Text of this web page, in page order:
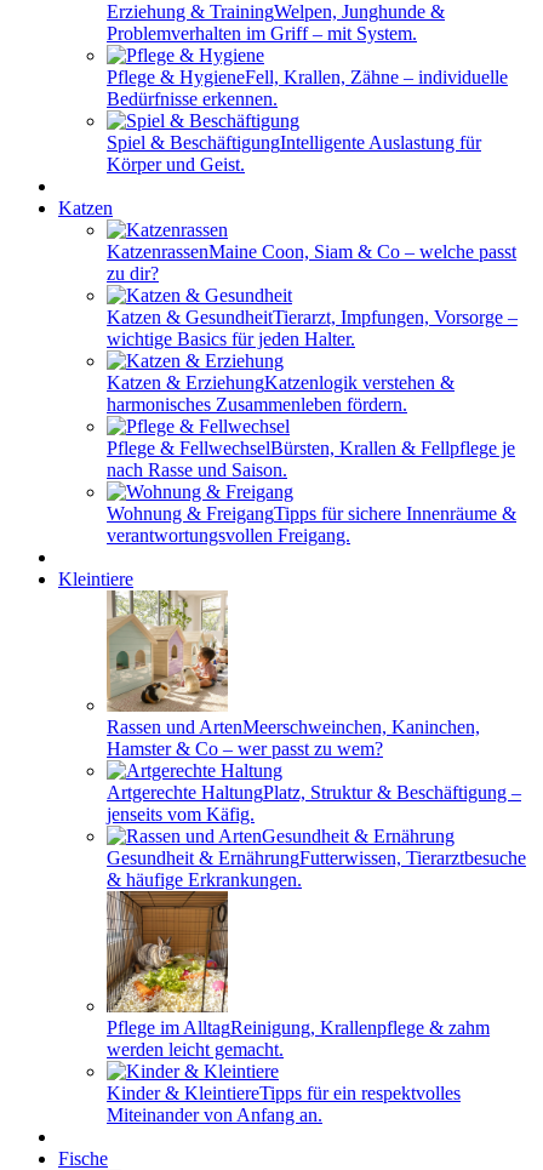
Erziehung & TrainingWelpen, Junghunde &
Problemverhalten im Griff – mit System.
Pflege & HygieneFell, Krallen, Zähne – individuelle
Bedürfnisse erkennen.
Spiel & BeschäftigungIntelligente Auslastung für
Körper und Geist.
Katzen
KatzenrassenMaine Coon, Siam & Co – welche passt
zu dir?
Katzen & GesundheitTierarzt, Impfungen, Vorsorge –
wichtige Basics für jeden Halter.
Katzen & ErziehungKatzenlogik verstehen &
harmonisches Zusammenleben fördern.
Pflege & FellwechselBürsten, Krallen & Fellpflege je
nach Rasse und Saison.
Wohnung & FreigangTipps für sichere Innenräume &
verantwortungsvollen Freigang.
Kleintiere
Rassen und ArtenMeerschweinchen, Kaninchen,
Hamster & Co – wer passt zu wem?
Artgerechte HaltungPlatz, Struktur & Beschäftigung –
jenseits vom Käfig.
Gesundheit & ErnährungFutterwissen, Tierarztbesuche
& häufige Erkrankungen.
Pflege im AlltagReinigung, Krallenpflege & zahm
werden leicht gemacht.
Kinder & KleintiereTipps für ein respektvolles
Miteinander von Anfang an.
Fische